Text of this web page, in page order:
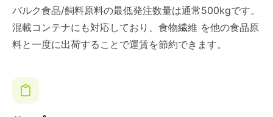
バルク食品/飼料原料の最低発注数量は通常500kgです。
混載コンテナにも対応しており、食物繊維 を他の食品原
料と一度に出荷することで運賃を節約できます。